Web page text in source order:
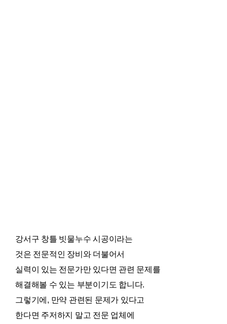
강서구 창틀 빗물누수 시공이라는
것은 전문적인 장비와 더불어서
실력이 있는 전문가만 있다면 관련 문제를
해결해볼 수 있는 부분이기도 합니다.
그렇기에, 만약 관련된 문제가 있다고
한다면 주저하지 말고 전문 업체에